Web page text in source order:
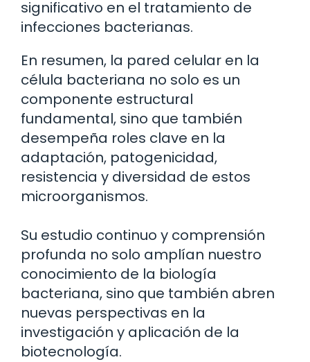
significativo en el tratamiento de
infecciones bacterianas.
En resumen, la pared celular en la
célula bacteriana no solo es un
componente estructural
fundamental, sino que también
desempeña roles clave en la
adaptación, patogenicidad,
resistencia y diversidad de estos
microorganismos.
Su estudio continuo y comprensión
profunda no solo amplían nuestro
conocimiento de la biología
bacteriana, sino que también abren
nuevas perspectivas en la
investigación y aplicación de la
biotecnología.